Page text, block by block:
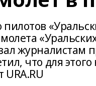
пилотов
журналистам
что для